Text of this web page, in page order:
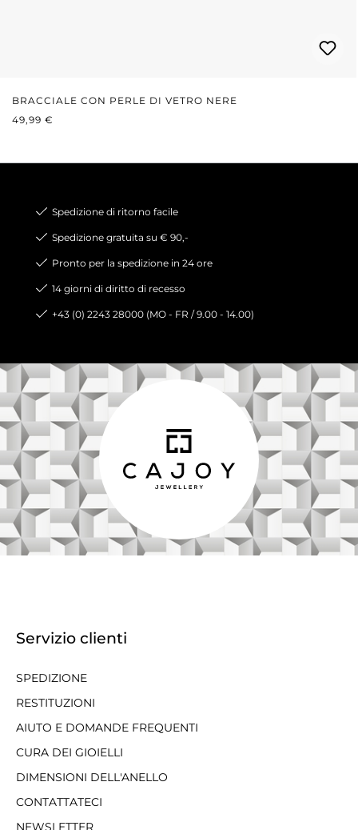
BRACCIALE CON PERLE DI VETRO NERE
PREZZO NORMALE:
49,99 €
Spedizione di ritorno facile
Spedizione gratuita su € 90,-
Pronto per la spedizione in 24 ore
14 giorni di diritto di recesso
+43 (0) 2243 28000 (MO - FR / 9.00 - 14.00)
Servizio clienti
SPEDIZIONE
RESTITUZIONI
AIUTO E DOMANDE FREQUENTI
CURA DEI GIOIELLI
DIMENSIONI DELL'ANELLO
CONTATTATECI
NEWSLETTER